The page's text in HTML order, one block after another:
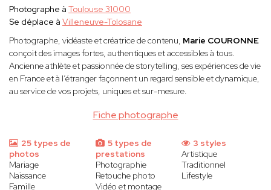
Fiche photographe
Photographe à Toulouse 31000
Se déplace à Villeneuve-Tolosane
Photographe, vidéaste et créatrice de contenu, Marie COURONNE
conçoit des images fortes, authentiques et accessibles à tous.
Ancienne athlète et passionnée de storytelling, ses expériences de vie
en France et à l’étranger façonnent un regard sensible et dynamique,
au service de vos projets, uniques et sur-mesure.
25 types de
photos
Mariage
Naissance
Famille
5 types de
prestations
Photographie
Retouche photo
Vidéo et montage
3 styles
Artistique
Traditionnel
Lifestyle